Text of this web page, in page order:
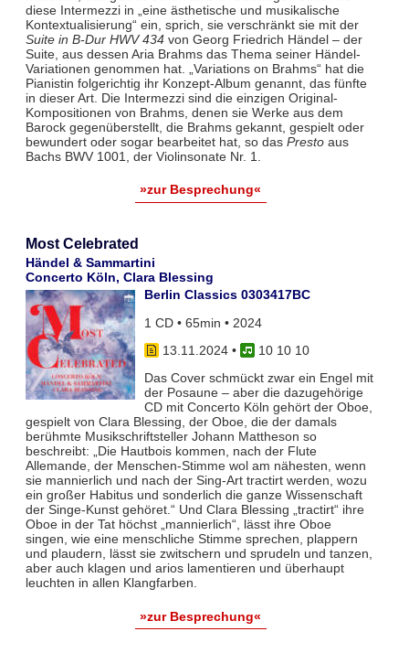
diese Intermezzi in „eine ästhetische und musikalische
Kontextualisierung“ ein, sprich, sie verschränkt sie mit der
Suite in B-Dur HWV 434von Georg Friedrich Händel – der
Suite, aus dessen Aria Brahms das Thema seiner Händel-
Variationen genommen hat. „Variations on Brahms“ hat die
Pianistin folgerichtig ihr Konzept-Album genannt, das fünfte
in dieser Art. Die Intermezzi sind die einzigen Original-
Kompositionen von Brahms, denen sie Werke aus dem
Barock gegenüberstellt, die Brahms gekannt, gespielt oder
bewundert oder sogar bearbeitet hat, so das Prestoaus
Bachs BWV 1001, der Violinsonate Nr. 1.
»zur Besprechung«
Most Celebrated
Händel & Sammartini
Concerto Köln, Clara Blessing
Berlin Classics 0303417BC
1 CD • 65min • 2024
13.11.2024•
10 10 10
Das Cover schmückt zwar ein Engel mit
der Posaune – aber die dazugehörige
CD mit Concerto Köln gehört der Oboe,
gespielt von Clara Blessing, der Oboe, die der damals
berühmte Musikschriftsteller Johann Mattheson so
beschreibt: „Die Hautbois kommen, nach der Flute
Allemande, der Menschen-Stimme wol am nähesten, wenn
sie mannierlich und nach der Sing-Art tractirt werden, wozu
ein großer Habitus und sonderlich die ganze Wissenschaft
der Singe-Kunst gehöret.“ Und Clara Blessing „tractirt“ ihre
Oboe in der Tat höchst „mannierlich“, lässt ihre Oboe
singen, wie eine menschliche Stimme sprechen, plappern
und plaudern, lässt sie zwitschern und sprudeln und tanzen,
aber auch klagen und arios lamentieren und überhaupt
leuchten in allen Klangfarben.
»zur Besprechung«